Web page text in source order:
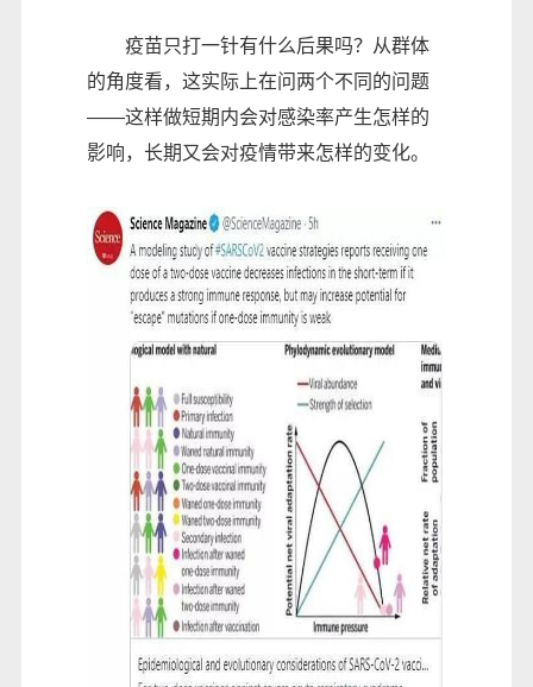
疫苗只打一针有什么后果吗？从群体
的角度看，这实际上在问两个不同的问题
——这样做短期内会对感染率产生怎样的
影响，长期又会对疫情带来怎样的变化。